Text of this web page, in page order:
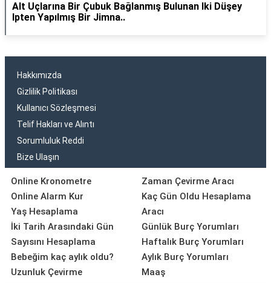
Alt Uçlarına Bir Çubuk Bağlanmış Bulunan Iki Düşey
Ipten Yapılmış Bir Jimna..
Hakkımızda
Gizlilik Politikası
Kullanıcı Sözleşmesi
Telif Hakları ve Alıntı
Sorumluluk Reddi
Bize Ulaşın
Online Kronometre
Online Alarm Kur
Yaş Hesaplama
İki Tarih Arasındaki Gün
Sayısını Hesaplama
Bebeğim kaç aylık oldu?
Uzunluk Çevirme
Zaman Çevirme Aracı
Kaç Gün Oldu Hesaplama
Aracı
Günlük Burç Yorumları
Haftalık Burç Yorumları
Aylık Burç Yorumları
Maaş